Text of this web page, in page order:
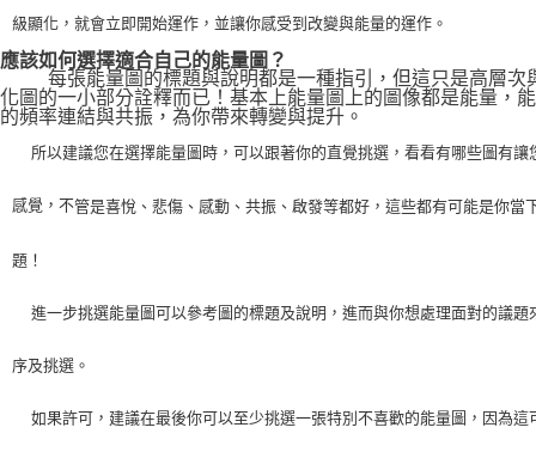
級顯化，就會立即開始運作，並讓你感受到改變與能量的運作。
應該如何選擇適合自己的能量圖？
每張能量圖的標題與說明都是一種指引，但這只是高層次
化圖的一小部分詮釋而已！基本上能量圖上的圖像都是能量，
的頻率連結與共振，為你帶來轉變與提升。
所以建議您在選擇能量圖時，可以跟著你的直覺挑選，看看有哪些圖有讓
感覺，不管是喜悅、悲傷、感動、共振、啟發等都好，這些都有可能是你當
題！
進一步挑選能量圖可以參考圖的標題及說明，進而與你想處理面對的議題
序及挑選。
如果許可，建議在最後你可以至少挑選一張特別不喜歡的能量圖，因為這